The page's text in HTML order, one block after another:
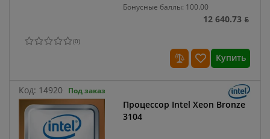
Бонусные баллы: 100.00
12 640.73 ƃ
(0)
Купить
Код: 14920 Под заказ
Процессор Intel Xeon Bronze
3104